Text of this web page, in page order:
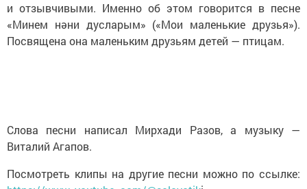
и отзывчивыми. Именно об этом говорится в песне
«Минем нәни дусларым» («Мои маленькие друзья»).
Посвящена она маленьким друзьям детей — птицам.
Слова песни написал Мирхади Разов, а музыку —
Виталий Агапов.
Посмотреть клипы на другие песни можно по ссылке: